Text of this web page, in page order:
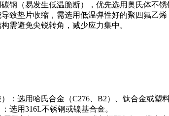
钢（易发生低温脆断），优先选用奥氏体不锈
致垫片收缩，需选用低温弹性好的聚四氟乙烯
需避免尖锐转角，减少应力集中。
：选用哈氏合金（C276、B2）、钛合金或塑料
选用316L不锈钢或镍基合金。